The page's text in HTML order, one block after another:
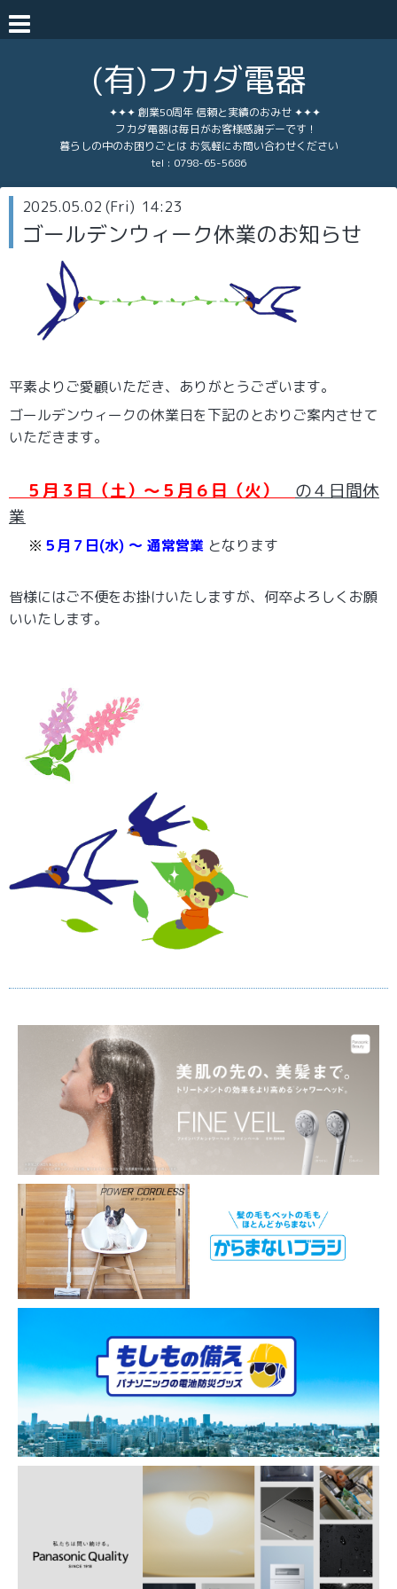
(有)フカダ電器
✦✦✦ 創業50周年 信頼と実績のおみせ ✦✦✦
フカダ電器は毎日がお客様感謝デーです！
暮らしの中のお困りごとは お気軽にお問い合わせください
tel : 0798-65-5686
2025.05.02 (Fri) 14:23
ゴールデンウィーク休業のお知らせ
平素よりご愛顧いただき、ありがとうございます。
ゴールデンウィークの休業日を下記のとおりご案内させて
いただきます。
５月３日（土）～５月６日（火） の４日間休
業
※ ５月７日(水) ～ 通常営業 となります
皆様にはご不便をお掛けいたしますが、何卒よろしくお願
いいたします。